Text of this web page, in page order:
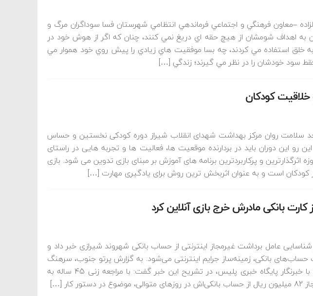
–معاون فرهنگي و اجتماعي فرماندهي انتظامي شهرستان فسا سوداگران مرگ و
به اهداف شومشان از هيچ حقه اي دريغ نمي کنند، چنان که اگر از هوش خود در
استفاده مي کردند، چه بسا موفقيت هاي زيادي را پيش روي خود هموار مي
سود خودشان را در نظر مي گيرند؛ زندگي […]
کودکان
سلامت روان مرکز بهداشت شهدای انقلاب شیراز دوره کودکی نخستین و حساس
رو این دوران باید در بردارنده موقعیت ها، فعالیت ها و تجربه هایی در راستای
اثرگذارترین و پرکاربردترین برنامه های آموزش بر مبنای بازی تدوین می شود. بازی
در کودکان است و به عنوان اثربخش ترین روش برای یادگیری مهارت […]
عامل برداشت غیرمجاز اینترنتی از حساب بانکی شهروند شیرازی خبر داد و
بانکی، زمینه‌ساز جرایم اینترنتی می‌شود. به گزارش پرتو جنوب، سرهنگ
امیرحسین سلیمانی در گفت‌وگو با خبرنگار پایگاه خبری پلیس، در تشریح این خبر گفت: با مراجعه زنی 45 ساله به
[…]